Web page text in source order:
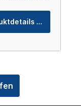
Produktdetails